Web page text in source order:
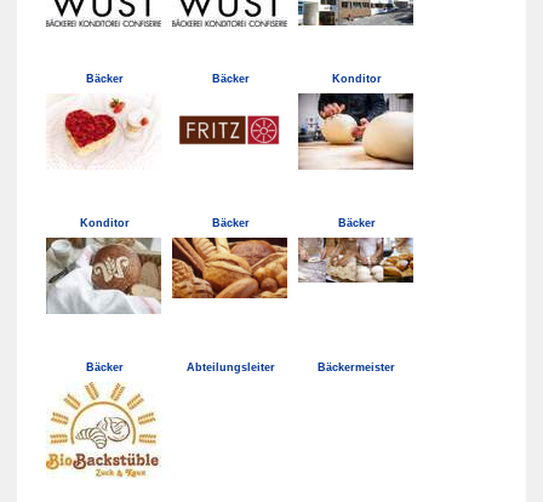
Bäcker Bäcker Konditor
Konditor Bäcker Bäcker
Bäcker Abteilungsleiter Bäckermeister